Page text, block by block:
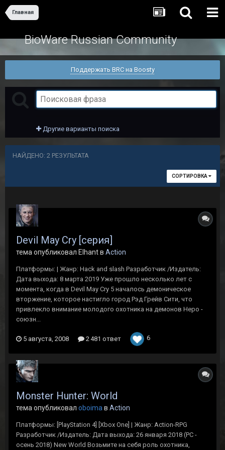
Главная
BioWare Russian Community
Поддержать BRC на Boosty
Другие варианты поиска
НАЙДЕНО: 2 РЕЗУЛЬТАТА
СОРТИРОВКА
Devil May Cry [серия]
тема опубликовал Elhant в Action
Платформы: | Жанр: Hack and slash Разработчик /Издатель:
Дата выхода: 8 марта 2019 Уже прошло несколько лет с
момента, когда в Devil May Cry 5 началось демоническое
вторжение, которое настигло город Рэд Грейв Сити, что
привлекло внимание молодого охотника на демонов Неро -
союзн...
5 августа, 2008 2 481 ответ 6
Monster Hunter: World
тема опубликовал oboima в Action
Платформы: [PlayStation 4] [Xbox One] | Жанр: Action-RPG
Разработчик /Издатель: Дата выхода: 26 января 2018 (PC -
осень 2018) New World Возьмите на себя роль охотника,